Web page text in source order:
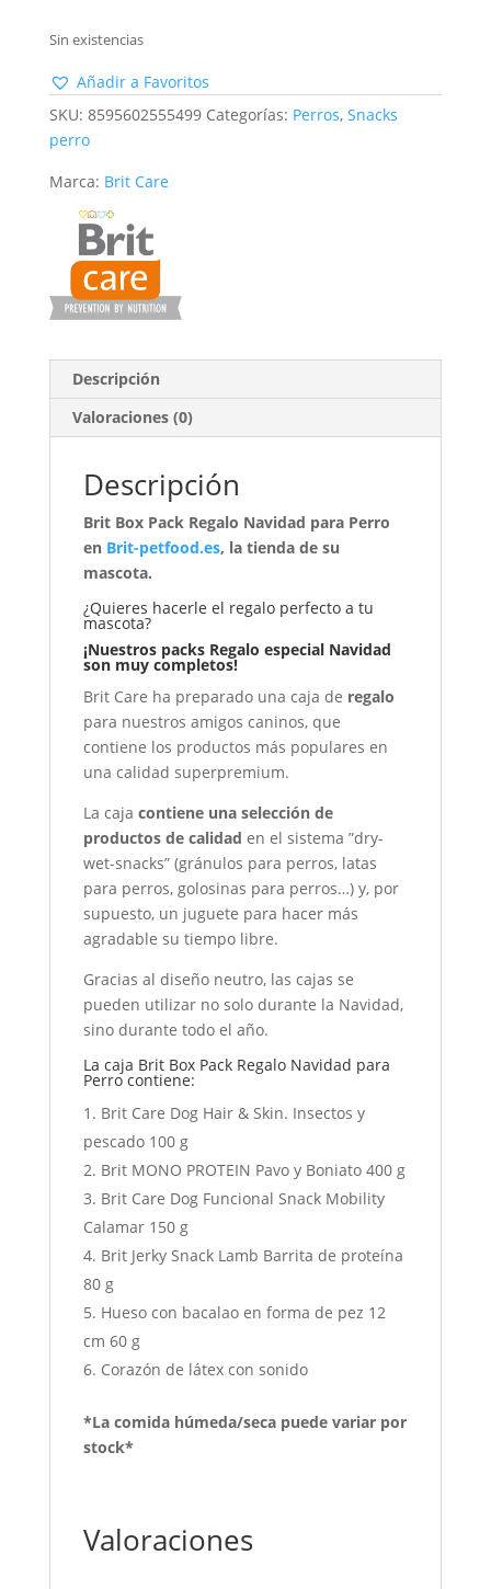
Sin existencias
Añadir a Favoritos
SKU: 8595602555499 Categorías: Perros, Snacks
perro
Marca: Brit Care
Descripción
Valoraciones (0)
Descripción
Brit Box Pack Regalo Navidad para Perro
en Brit-petfood.es, la tienda de su
mascota.
¿Quieres hacerle el regalo perfecto a tu
mascota?
¡Nuestros packs Regalo especial Navidad
son muy completos!
Brit Care ha preparado una caja de regalo
para nuestros amigos caninos, que
contiene los productos más populares en
una calidad superpremium.
La caja contiene una selección de
productos de calidad en el sistema ”dry-
wet-snacks” (gránulos para perros, latas
para perros, golosinas para perros…) y, por
supuesto, un juguete para hacer más
agradable su tiempo libre.
Gracias al diseño neutro, las cajas se
pueden utilizar no solo durante la Navidad,
sino durante todo el año.
La caja Brit Box Pack Regalo Navidad para
Perro contiene:
Brit Care Dog Hair & Skin. Insectos y
pescado 100 g
Brit MONO PROTEIN Pavo y Boniato 400 g
Brit Care Dog Funcional Snack Mobility
Calamar 150 g
Brit Jerky Snack Lamb Barrita de proteína
80 g
Hueso con bacalao en forma de pez 12
cm 60 g
Corazón de látex con sonido
*La comida húmeda/seca puede variar por
stock*
Valoraciones